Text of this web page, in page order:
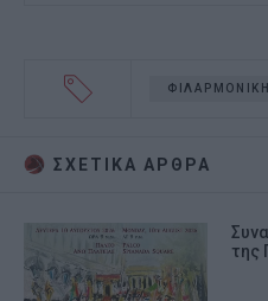
ΣΧΕΤΙΚA AΡΘΡΑ
της